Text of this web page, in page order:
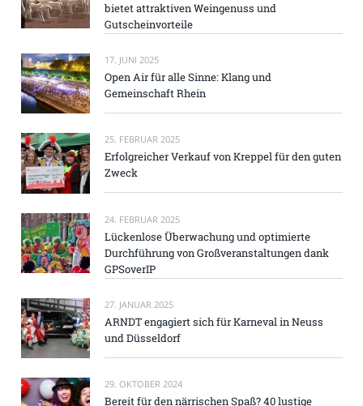
bietet attraktiven Weingenuss und
Gutscheinvorteile
17. JUNI 2025
Open Air für alle Sinne: Klang und
Gemeinschaft Rhein
25. FEBRUAR 2025
Erfolgreicher Verkauf von Kreppel für den guten
Zweck
24. FEBRUAR 2025
Lückenlose Überwachung und optimierte
Durchführung von Großveranstaltungen dank
GPSoverIP
27. JANUAR 2025
ARNDT engagiert sich für Karneval in Neuss
und Düsseldorf
29. OKTOBER 2024
Bereit für den närrischen Spaß? 40 lustige